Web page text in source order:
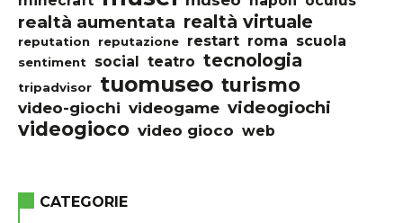
realtà aumentata realtà virtuale
reputation reputazione restart roma scuola
sentiment social teatro tecnologia
tripadvisor tuomuseo turismo
video-giochi videogame videogiochi
videogioco video gioco web
CATEGORIE